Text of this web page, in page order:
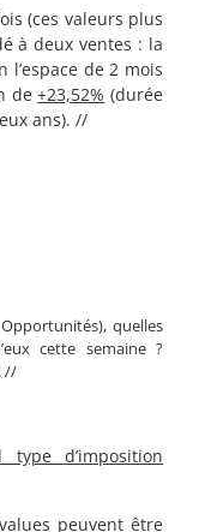
(ces valeurs plus
à deux ventes : la
l’espace de 2 mois
de+23,52% (durée
ans). //
quelles
cette semaine ?
//
d’imposition
peuvent être